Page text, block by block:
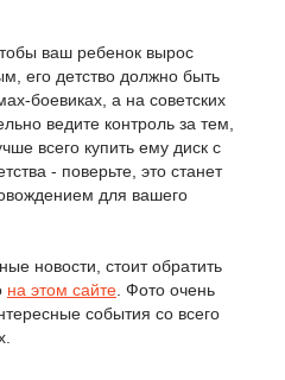
ваш ребенок вырос
его детство должно быть
боевиках, а на советских
ведите контроль за тем,
всего купить ему диск с
- поверьте, это станет
для вашего
новости, стоит обратить
на этом сайте . Фото очень
события со всего